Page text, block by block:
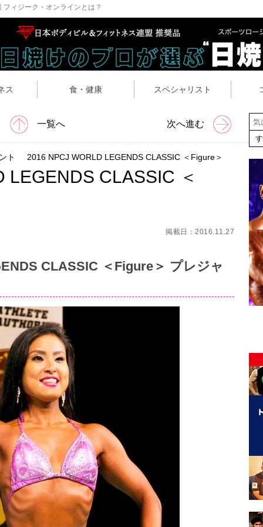
ィジーク・オンラインとは？
ス 食・健康 スペシャリスト
一覧へ 次へ進む
ト 2016 NPCJ WORLD LEGENDS CLASSIC ＜Figure＞
LEGENDS CLASSIC ＜
掲載日：2016.11.27
CLASSIC ＜Figure＞ プレジャ